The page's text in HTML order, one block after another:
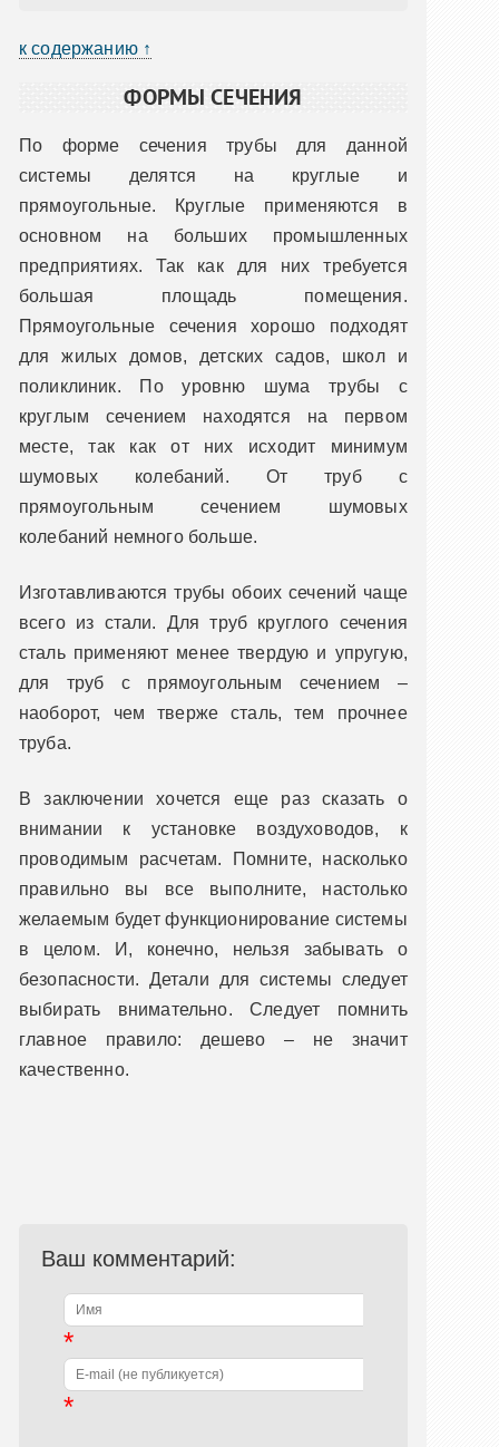
к содержанию ↑
ФОРМЫ СЕЧЕНИЯ
По форме сечения трубы для данной
системы делятся на круглые и
прямоугольные. Круглые применяются в
основном на больших промышленных
предприятиях. Так как для них требуется
большая площадь помещения.
Прямоугольные сечения хорошо подходят
для жилых домов, детских садов, школ и
поликлиник. По уровню шума трубы с
круглым сечением находятся на первом
месте, так как от них исходит минимум
шумовых колебаний. От труб с
прямоугольным сечением шумовых
колебаний немного больше.
Изготавливаются трубы обоих сечений чаще
всего из стали. Для труб круглого сечения
сталь применяют менее твердую и упругую,
для труб с прямоугольным сечением –
наоборот, чем тверже сталь, тем прочнее
труба.
В заключении хочется еще раз сказать о
внимании к установке воздуховодов, к
проводимым расчетам. Помните, насколько
правильно вы все выполните, настолько
желаемым будет функционирование системы
в целом. И, конечно, нельзя забывать о
безопасности. Детали для системы следует
выбирать внимательно. Следует помнить
главное правило: дешево – не значит
качественно.
Ваш комментарий:
*
*